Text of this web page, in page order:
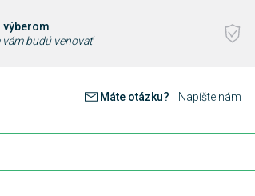
výberom
vám budú venovať
Máte otázku? Napíšte nám